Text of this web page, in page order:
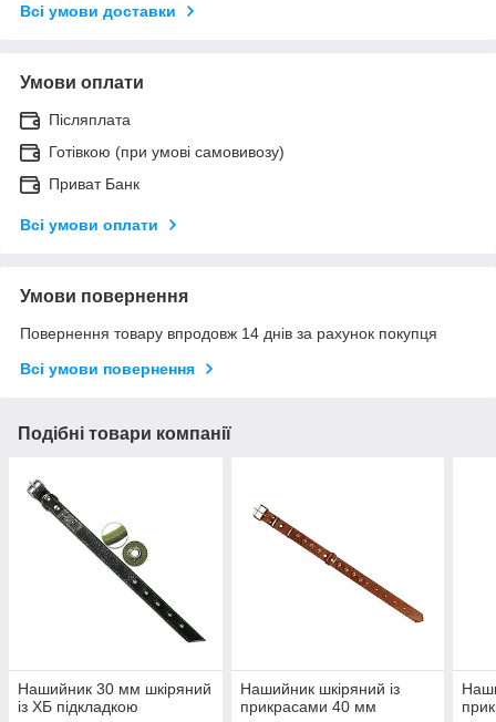
Всі умови доставки
Умови оплати
Післяплата
Готівкою (при умові самовивозу)
Приват Банк
Всі умови оплати
Умови повернення
Повернення товару впродовж 14 днів за рахунок покупця
Всі умови повернення
Подібні товари компанії
Нашийник 30 мм шкіряний
із ХБ підкладкою
Нашийник шкіряний із
прикрасами 40 мм